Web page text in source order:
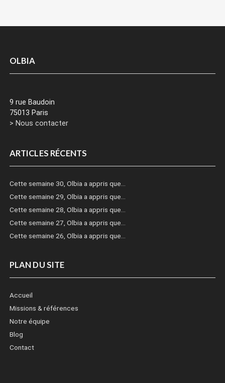
OLBIA
9 rue Baudoin
75013 Paris
> Nous contacter
ARTICLES RÉCENTS
Cette semaine 30, Olbia a appris que…
Cette semaine 29, Olbia a appris que…
Cette semaine 28, Olbia a appris que…
Cette semaine 27, Olbia a appris que…
Cette semaine 26, Olbia a appris que…
PLAN DU SITE
Accueil
Missions & références
Notre équipe
Blog
Contact